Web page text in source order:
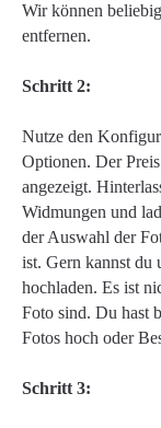
Wir können
entfernen.
Schritt 2:
Nutze den
Optionen. Der
angezeigt.
Widmungen und
der Auswahl der
ist. Gern kannst du
hochladen. Es ist
Foto sind. Du hast
Fotos hoch oder
Schritt 3: